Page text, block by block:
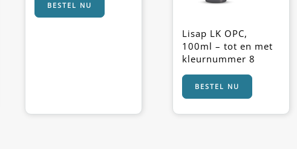
BESTEL NU
Lisap LK OPC,
100ml – tot en met
kleurnummer 8
BESTEL NU